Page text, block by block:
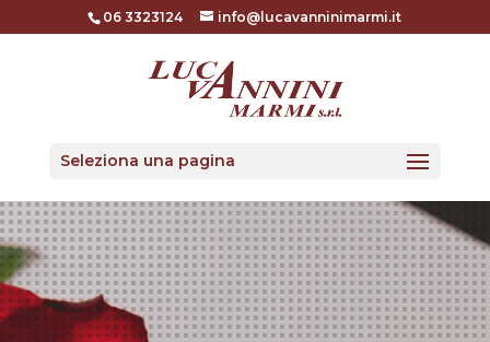
06 3323124 info@lucavanninimarmi.it
Seleziona una pagina